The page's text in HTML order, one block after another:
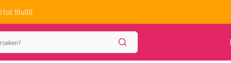
tot 18u00.